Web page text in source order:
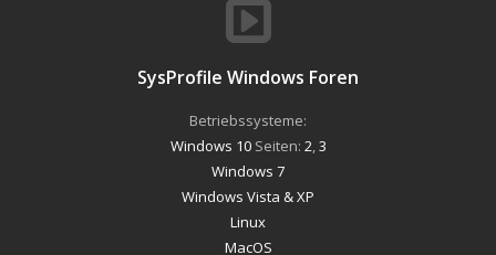
SysProfile Windows Foren
Betriebssysteme:
Windows 10Seiten: 2 3
Windows 7
Windows Vista & XP
Linux
MacOS